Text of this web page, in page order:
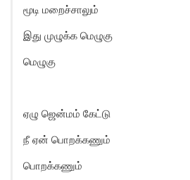
மூடி மறைச்சாலும்
இது முழுக்க மெழுகு
மெழுகு
ஏழு ஜென்மம் கேட்டு
நீ ஏன் பொறக்கணும்
பொறக்கணும்